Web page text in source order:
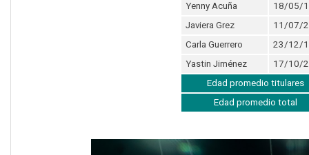
Yenny Acuña
18/05/
Javiera Grez
11/07/
Carla Guerrero
23/12/
Yastin Jiménez
17/10/
Edad promedio titulares
Edad promedio total